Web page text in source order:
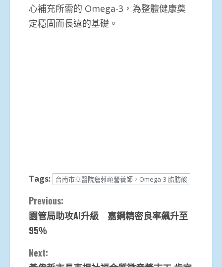
心補充所需的 Omega-3，為整體健康奠
定穩固而長遠的基礎。
Tags: 台南市立醫院詹蕥顄營養師，Omega-3 脂肪酸
Continue
Reading
Previous:
園管局助攻AI升級 嘉鋼精密良率飆升至
95％
Next: